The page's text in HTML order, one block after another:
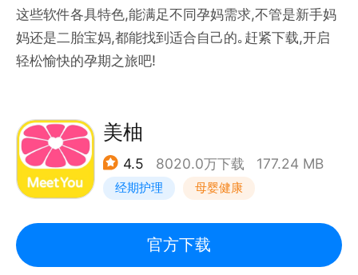
这些软件各具特色,能满足不同孕妈需求,不管是新手妈
妈还是二胎宝妈,都能找到适合自己的｡赶紧下载,开启
轻松愉快的孕期之旅吧!
美柚
4.5 8020.0万下载 177.24 MB
经期护理 母婴健康
官方下载